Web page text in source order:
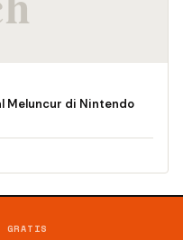
Meluncur di Nintendo
GRATIS